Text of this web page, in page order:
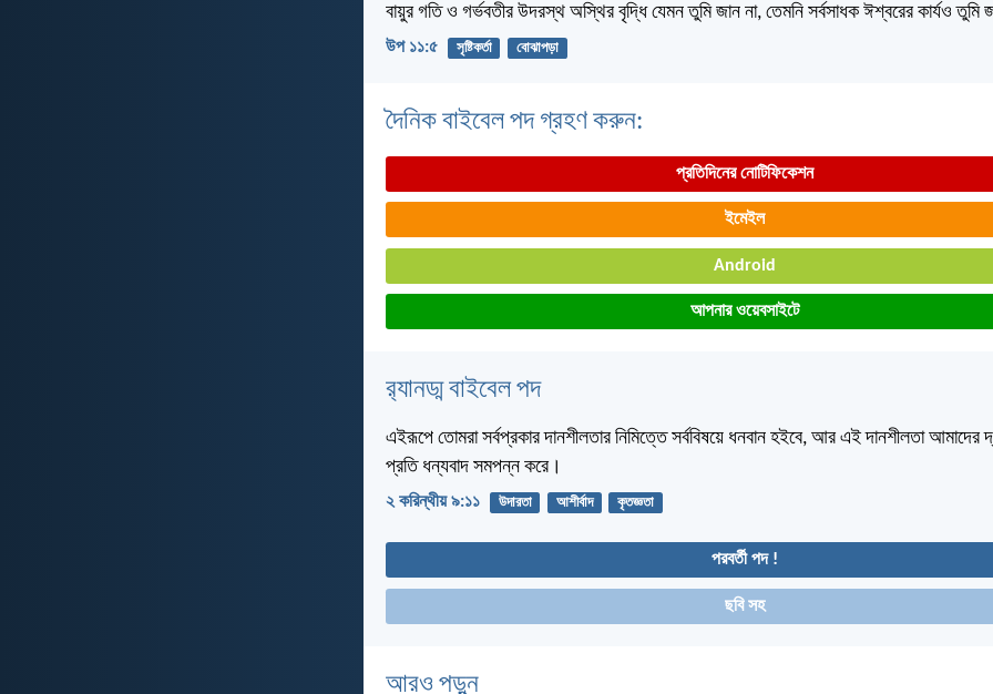
বায়ুর গতি ও গর্ভবতীর উদরস্থ অস্থির বৃদ্ধি যেমন তুমি জান না, তেমনি সর্বসাধক ঈশ্বরের কার্যও তুমি
উপ ১১:৫ সৃষ্টিকর্তা বোঝাপড়া
দৈনিক বাইবেল পদ গ্রহণ করুন:
প্রতিদিনের নোটিফিকেশন
ইমেইল
Android
আপনার ওয়েবসাইটে
র‌্যানড্ম বাইবেল পদ
এইরূপে তোমরা সর্বপ্রকার দানশীলতার নিমিত্তে সর্ববিষয়ে ধনবান হইবে, আর এই দানশীলতা আমাদের
প্রতি ধন্যবাদ সমপন্ন করে।
২ করিন্থীয় ৯:১১ উদারতা আশীর্বাদ কৃতজ্ঞতা
পরবর্তী পদ !
ছবি সহ
আরও পড়ুন